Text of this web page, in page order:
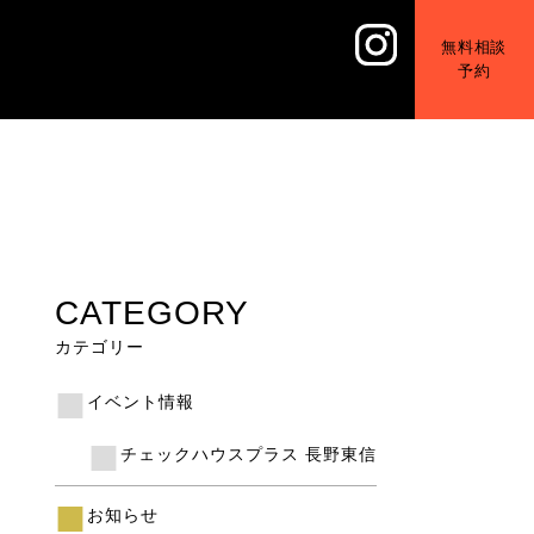
無料相談
予約
CATEGORY
カテゴリー
イベント情報
チェックハウスプラス 長野東信
お知らせ